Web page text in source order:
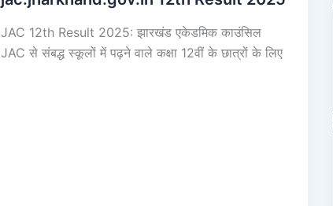
JAC 12th Result 2025: झारखंड एकेडमिक काउंसिल
JAC से संबद्ध स्कूलों में पढ़ने वाले कक्षा 12वीं के छात्रों के लिए